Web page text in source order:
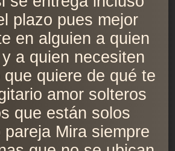
plazo pues mejor
en alguien a quien
a quien necesiten
quiere de qué te
amor solteros
que están solos
pareja Mira siempre